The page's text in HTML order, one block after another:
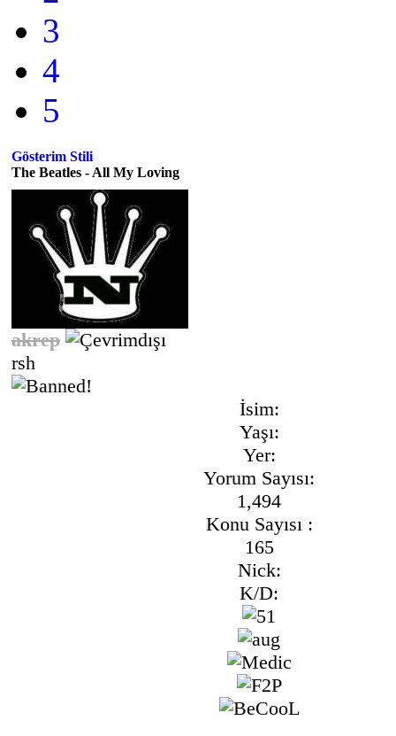
3
4
5
Gösterim Stili
The Beatles - All My Loving
akrep
rsh
İsim:
Yaşı:
Yer:
Yorum Sayısı:
1,494
Konu Sayısı :
165
Nick:
K/D: